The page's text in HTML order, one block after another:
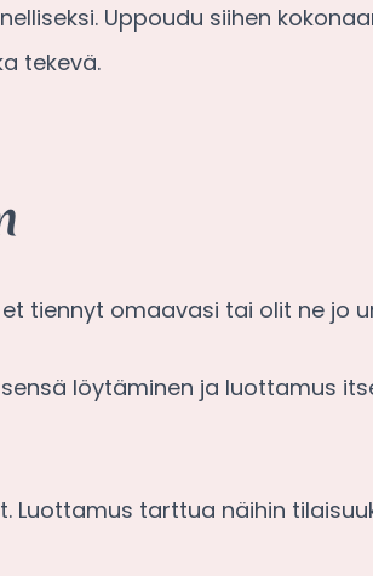
Uppoudu siihen
tekevä.
tiennyt omaavasi tai olit ne jo
löytäminen ja luottamus
tarttua näihin